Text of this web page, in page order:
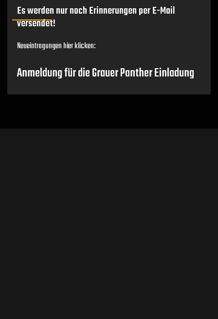
Es werden nur noch Erinnerungen per E-Mail
versendet!
Neueintragungen hier klicken:
Anmeldung für die Grauer Panther Einladung